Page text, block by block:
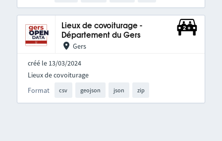
Lieux de covoiturage -
Département du Gers
Gers
créé le 13/03/2024
Format csv geojson json zip
Lieux de covoiturage